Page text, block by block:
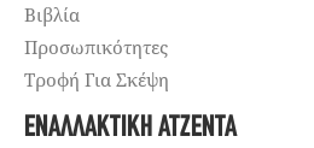
Βιβλία
Προσωπικότητες
Τροφή Για Σκέψη
ΕΝΑΛΛΑΚΤΙΚΉ ΑΤΖΈΝΤΑ